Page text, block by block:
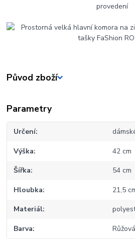
Původ zboží
Parametry
Určení
Výška 42 cm
Šířka 54 cm
Hloubka 21,5
Materiál
Barva Růžová